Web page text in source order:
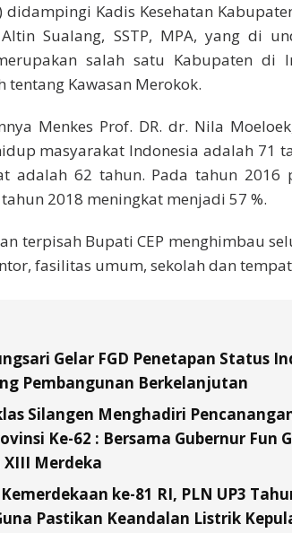
didampingi Kadis Kesehatan
Sualang, SSTP, MPA, yang di
salah satu Kabupaten di
tentang Kawasan Merokok.
Menkes Prof. DR. dr. Nila
masyarakat Indonesia adalah 71
adalah 62 tahun. Pada tahun 2016
2018 meningkat menjadi 57 %.
terpisah Bupati CEP menghimbau
fasilitas umum, sekolah dan
Gelar FGD Penetapan Status
Pembangunan Berkelanjutan
Silangen Menghadiri
Ke-62 : Bersama Gubernur Fun
Merdeka
ke-81 RI, PLN UP3
Pastikan Keandalan Listrik